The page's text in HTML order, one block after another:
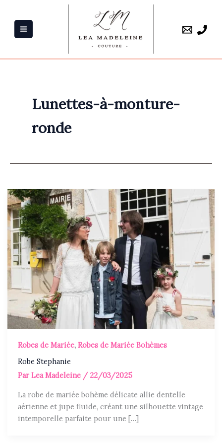
contenu
Lunettes-à-monture-
ronde
Robes de Mariée,Robes de Mariée Bohèmes
Robe Stephanie
ParLea Madeleine / 22/03/2025
La robe de mariée bohème délicate allie dentelle
aérienne et jupe fluide, créant une silhouette vintage
intemporelle parfaite pour une […]